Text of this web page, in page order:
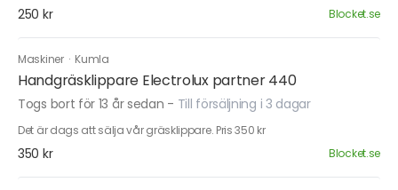
250 kr Blocket.se
Maskiner · Kumla
Handgräsklippare Electrolux partner 440
Togs bort för 13 år sedan - Till försäljning i 3 dagar
Det är dags att sälja vår gräsklippare. Pris 350 kr
350 kr Blocket.se